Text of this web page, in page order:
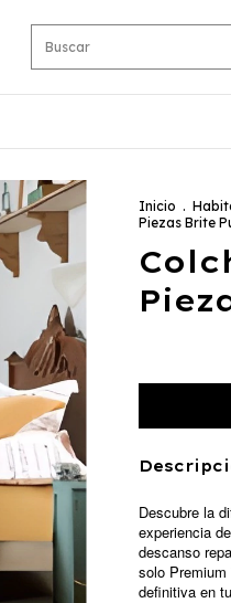
Inicio .
Piezas Brite
Descubre la
experiencia
descanso
solo
definitiva en